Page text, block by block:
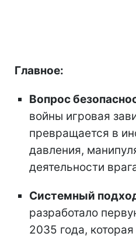
Главное:
Вопрос
войны игровая
превращается в
давления,
деятельности
Системный
разработало
2035 года,